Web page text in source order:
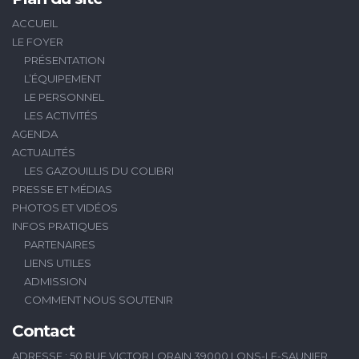
ACCUEIL
LE FOYER
PRÉSENTATION
L’ÉQUIPEMENT
LE PERSONNEL
LES ACTIVITÉS
AGENDA
ACTUALITÉS
LES GAZOUILLIS DU COLIBRI
PRESSE ET MÉDIAS
PHOTOS ET VIDÉOS
INFOS PRATIQUES
PARTENAIRES
LIENS UTILES
ADMISSION
COMMENT NOUS SOUTENIR
Contact
ADRESSE : 50 RUE VICTOR LORAIN 39000 LONS-LE-SAUNIER